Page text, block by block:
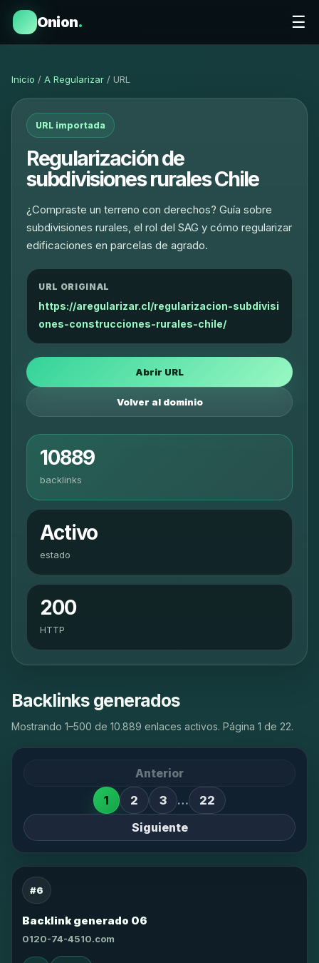
Onion. ☰
Inicio / A Regularizar / URL
URL importada
Regularización de
subdivisiones rurales Chile
¿Compraste un terreno con derechos? Guía sobre
subdivisiones rurales, el rol del SAG y cómo regularizar
edificaciones en parcelas de agrado.
URL ORIGINAL
https://aregularizar.cl/regularizacion-subdivisi
ones-construcciones-rurales-chile/
Abrir URL
Volver al dominio
10889
backlinks
Activo
estado
200
HTTP
Backlinks generados
Mostrando 1–500 de 10.889 enlaces activos. Página 1 de 22.
Anterior
1
2 3 …
22
Siguiente
#6
Backlink generado 06
0120-74-4510.com